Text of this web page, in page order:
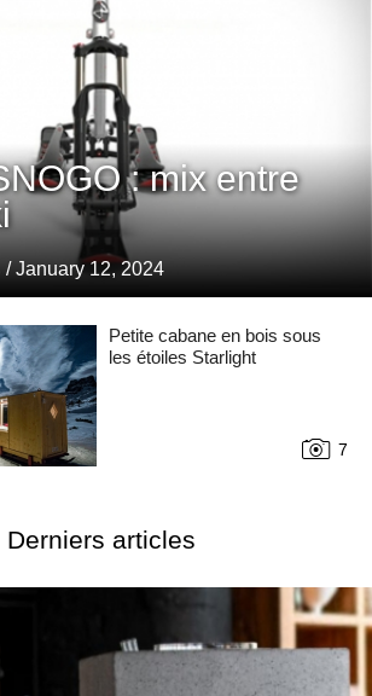
: mix entre
/ January 12, 2024
Petite cabane en bois sous
les étoiles Starlight
7
Derniers articles